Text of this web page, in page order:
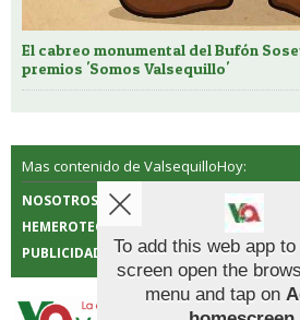
El cabreo monumental del Bufón
premios 'Somos Valsequillo'
Mas contenido de ValsequilloHoy:
NOSOTROS
HEMEROTECA
PUBLICIDAD
To add this web app
screen open the
menu and tap on
Aviso sobre el Uso
Utilizamos cookies